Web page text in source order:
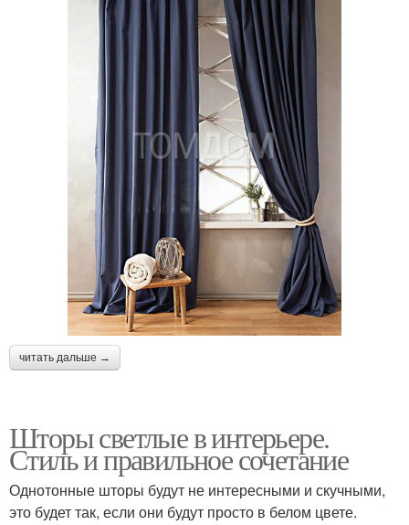
читать дальше →
Шторы светлые в интерьере.
Стиль и правильное сочетание
Однотонные шторы будут не интересными и скучными,
это будет так, если они будут просто в белом цвете.